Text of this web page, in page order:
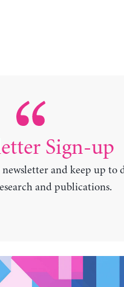
Sign-up
and keep up to
and publications.